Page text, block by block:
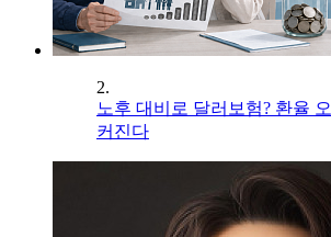
2.
노후 대비로 달러보험? 환율
커진다